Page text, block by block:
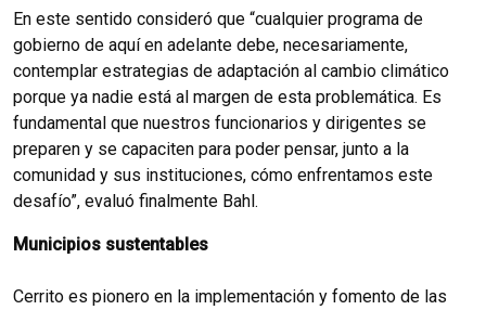
En este sentido consideró que “cualquier programa de
gobierno de aquí en adelante debe, necesariamente,
contemplar estrategias de adaptación al cambio climático
porque ya nadie está al margen de esta problemática. Es
fundamental que nuestros funcionarios y dirigentes se
preparen y se capaciten para poder pensar, junto a la
comunidad y sus instituciones, cómo enfrentamos este
desafío”, evaluó finalmente Bahl.
Municipios sustentables
Cerrito es pionero en la implementación y fomento de las